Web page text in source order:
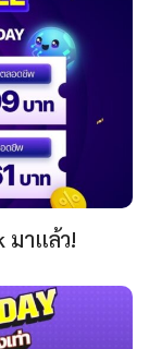
มาแล้ว!